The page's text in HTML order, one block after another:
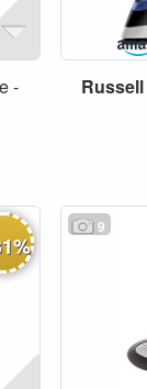
- Russell
%
9